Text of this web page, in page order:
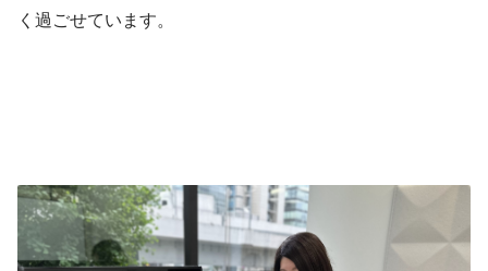
く過ごせています。